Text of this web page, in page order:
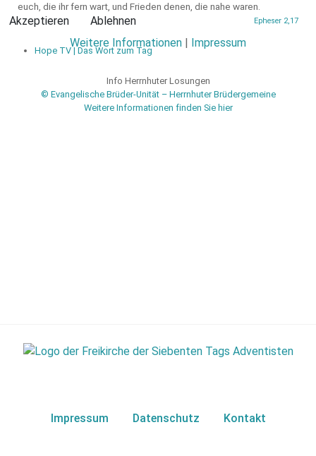
euch, die ihr fern wart, und Frieden denen, die nahe waren.
Epheser 2,17
Hope TV | Das Wort zum Tag
Info Herrnhuter Losungen
© Evangelische Brüder-Unität – Herrnhuter Brüdergemeine
Weitere Informationen finden Sie hier
Impressum Datenschutz Kontakt
Akzeptieren
Ablehnen
Weitere Informationen | Impressum